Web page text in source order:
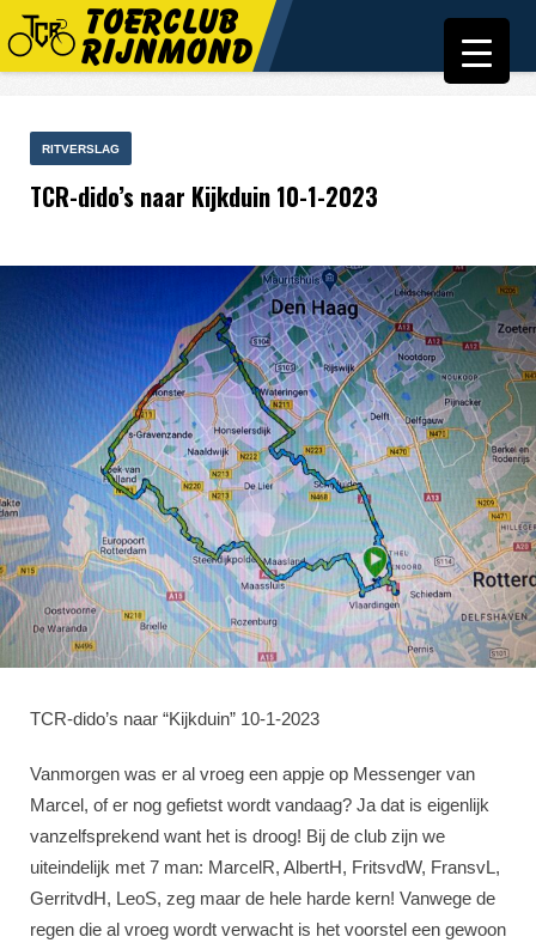
RITVERSLAG
TCR-dido’s naar Kijkduin 10-1-2023
TCR-dido’s naar “Kijkduin” 10-1-2023
Vanmorgen was er al vroeg een appje op Messenger van
Marcel, of er nog gefietst wordt vandaag? Ja dat is eigenlijk
vanzelfsprekend want het is droog! Bij de club zijn we
uiteindelijk met 7 man: MarcelR, AlbertH, FritsvdW, FransvL,
GerritvdH, LeoS, zeg maar de hele harde kern! Vanwege de
regen die al vroeg wordt verwacht is het voorstel een gewoon